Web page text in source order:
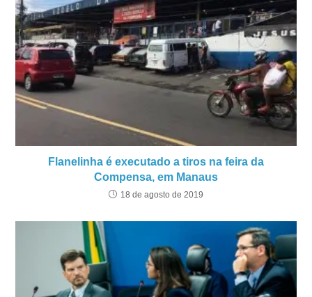
Flanelinha é executado a tiros na feira da
Compensa, em Manaus
18 de agosto de 2019